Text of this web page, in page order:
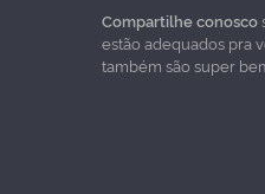
Compartilhe conosco
estão adequados pra
também são super